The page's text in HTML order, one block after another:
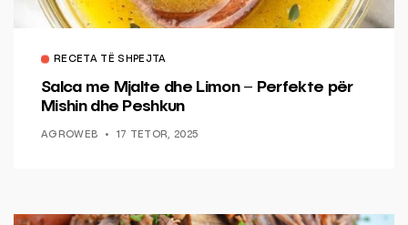
RECETA TË SHPEJTA
Salca me Mjalte dhe Limon – Perfekte për
Mishin dhe Peshkun
AGROWEB 17 TETOR, 2025